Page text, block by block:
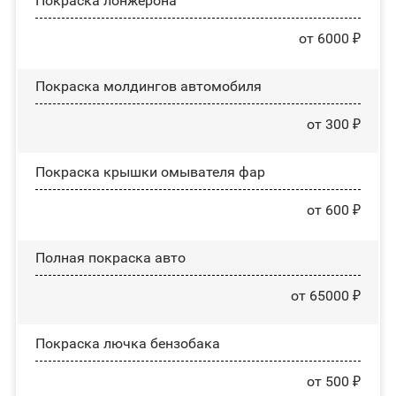
от 6000 ₽
Покраска молдингов автомобиля
от 300 ₽
Покраска крышки омывателя фар
от 600 ₽
Полная покраска авто
от 65000 ₽
Покраска лючка бензобака
от 500 ₽